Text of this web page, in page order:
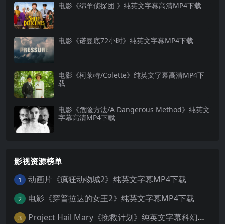
电影《绵羊侦探团 》纯英文字幕高清MP4下载
电影《诺曼底72小时》纯英文字幕MP4下载
电影《柯莱特/Colette》纯英文字幕高清MP4下
载
电影《危险方法/A Dangerous Method》纯英文
字幕高清MP4下载
影视资源榜单
1 动画片《疯狂动物城2》纯英文字幕MP4下载
2 电影《穿普拉达的女王2》纯英文字幕MP4下载
3 Project Hail Mary《挽救计划》纯英文字幕科幻电影MP4下载